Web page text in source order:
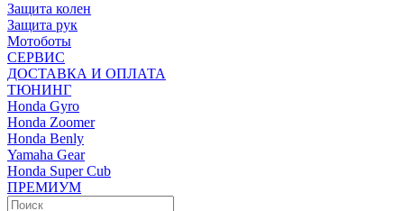
Защита колен
Защита рук
Мотоботы
СЕРВИС
ДОСТАВКА И ОПЛАТА
ТЮНИНГ
Honda Gyro
Honda Zoomer
Honda Benly
Yamaha Gear
Honda Super Cub
ПРЕМИУМ